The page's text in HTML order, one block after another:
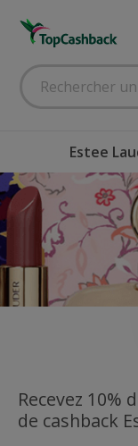
Estee
Recevez 10%
de cashback